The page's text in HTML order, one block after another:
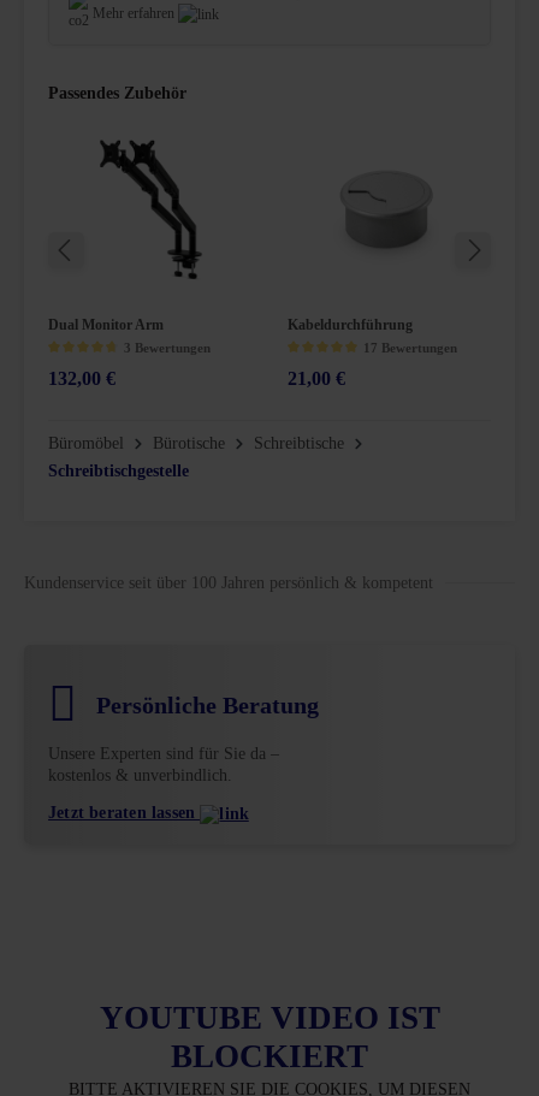
Mehr erfahren
Passendes Zubehör
5 Sternen
Dual Monitor Arm
Durchschnittliche Bewertung von 4.6 von 5 Sternen
3 Bewertungen
132,00 €
Kabeldurchführung
Durchschnittliche Bewertung von 4.9 von 5 Sternen
17 Bewertungen
21,00 €
Büromöbel Bürotische
Schreibtische
Schreibtischgestelle
Kundenservice seit über 100 Jahren persönlich & kompetent
Persönliche Beratung
Unsere Experten sind für Sie da –
kostenlos & unverbindlich.
Jetzt beraten lassen
YOUTUBE VIDEO IST
BLOCKIERT
BITTE AKTIVIEREN SIE DIE COOKIES, UM DIESEN